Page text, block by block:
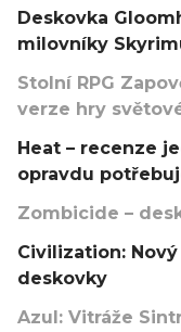
Deskovka
milovníky
Stolní RPG
verze hry
Heat – recenze
opravdu
Zombicide –
Civilization:
deskovky
Azul: Vitráže